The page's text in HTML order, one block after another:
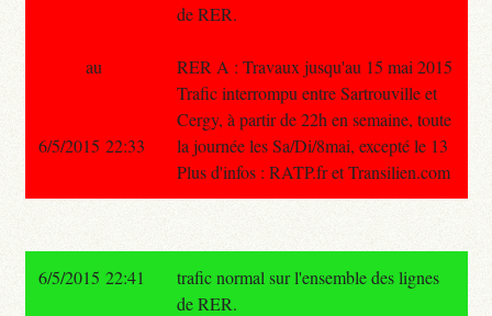
de RER.
RER A : Travaux jusqu'au 15 mai 2015
Trafic interrompu entre Sartrouville et
Cergy, à partir de 22h en semaine, toute
la journée les Sa/Di/8mai, excepté le 13
Plus d'infos : RATP.fr et Transilien.com
au
6/5/2015 22:33
6/5/2015 22:41
trafic normal sur l'ensemble des lignes
de RER.